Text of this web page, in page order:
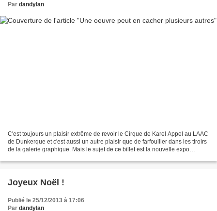
Par dandylan
C'est toujours un plaisir extrême de revoir le Cirque de Karel Appel au LAAC
de Dunkerque et c'est aussi un autre plaisir que de farfouiller dans les tiroirs
de la galerie graphique. Mais le sujet de ce billet est la nouvelle expo
Joyeux Noël !
Publié le 25/12/2013 à 17:06
Par dandylan